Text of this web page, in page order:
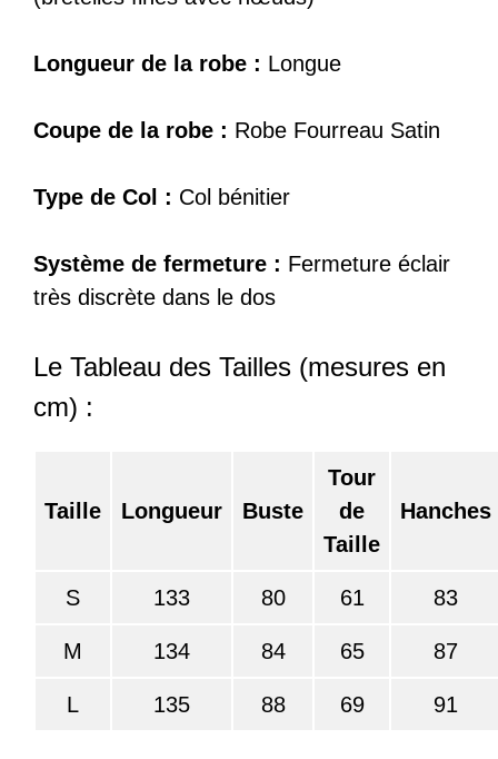
Longueur de la robe : Longue
Coupe de la robe : Robe Fourreau Satin
Type de Col : Col bénitier
Système de fermeture : Fermeture éclair
très discrète dans le dos
Le Tableau des Tailles (mesures en
cm) :
Taille Longueur Buste
Tour
de
Taille
Hanches
S 133 80 61 83
M 134 84 65 87
L 135 88 69 91